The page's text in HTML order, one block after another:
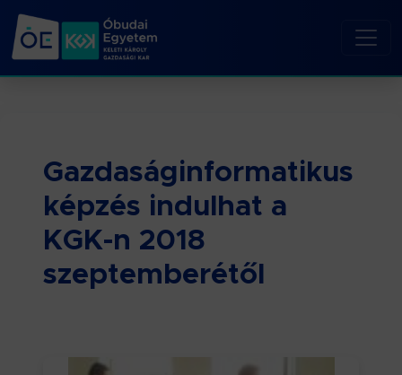
Gazdaságinformatikus
képzés indulhat a
KGK-n 2018
szeptemberétől